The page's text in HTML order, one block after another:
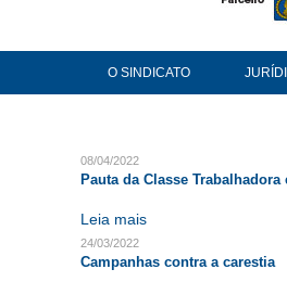
O SINDICATO
08/04/2022
Pauta da Classe
Leia mais
24/03/2022
Campanhas contra a carestia